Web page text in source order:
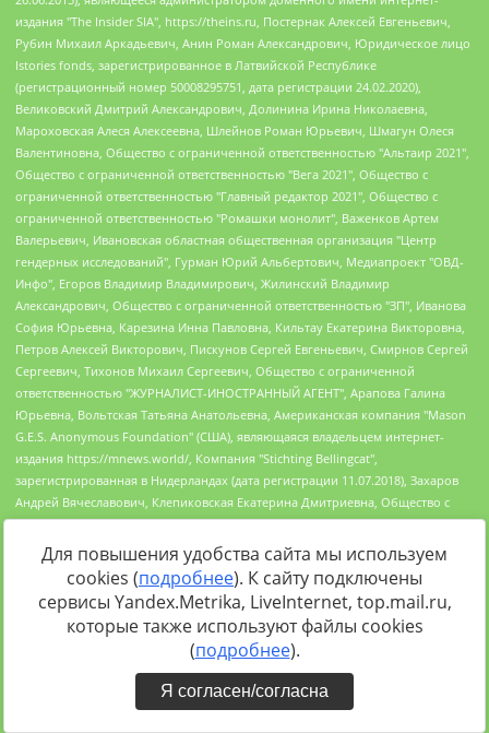
Для повышения удобства сайта мы используем
cookies (подробнее). К сайту подключены
сервисы Yandex.Metrika, LiveInternet, top.mail.ru,
которые также используют файлы cookies
(подробнее).
Я согласен/согласна